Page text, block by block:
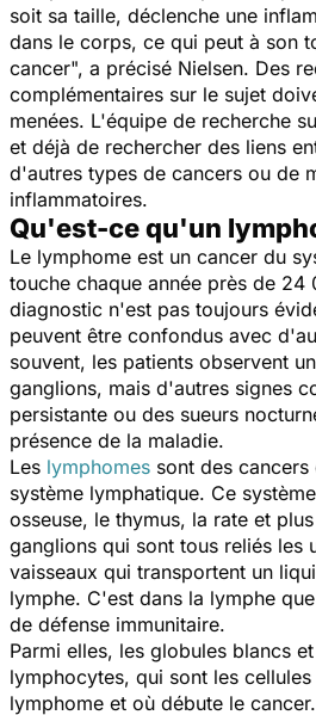
soit sa taille, déclenche une
dans le corps, ce qui peut à son
cancer", a précisé Nielsen. Des
complémentaires sur le sujet
menées. L'équipe de recherche
et déjà de rechercher des liens
d'autres types de cancers ou de
inflammatoires.
Qu'est-ce qu'un
Le lymphome est un cancer du
touche chaque année près de 24
diagnostic n'est pas toujours
peuvent être confondus avec
souvent, les patients observent
ganglions, mais d'autres signes
persistante ou des sueurs
présence de la maladie.
Les lymphomes sont des
système lymphatique. Ce
osseuse, le thymus, la rate et
ganglions qui sont tous reliés les
vaisseaux qui transportent un
lymphe. C'est dans la lymphe
de défense immunitaire.
Parmi elles, les globules blancs
lymphocytes, qui sont les
lymphome et où débute le